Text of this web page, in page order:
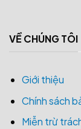
VỀ CHÚNG TÔI
Giới thiệu
Chính sách
Miễn trừ